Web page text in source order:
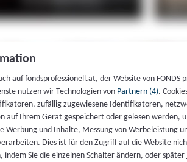
auf fondsprofessionell.at, der Website von
nutzen wir Technologien von Partnern (4).
zufällig zugewiesene Identifikatoren,
auf Ihrem Gerät gespeichert oder gelesen werden,
Werbung und Inhalte, Messung von Werbeleistung
Dies ist für den Zugriff auf die Website
indem Sie die einzelnen Schalter ändern, oder